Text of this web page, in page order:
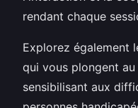
rendant chaque
Explorez également
qui vous plongent
sensibilisant aux